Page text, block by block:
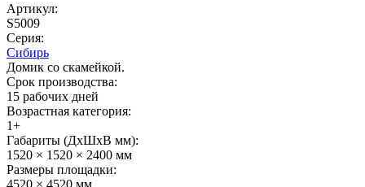
Артикул:
S5009
Серия:
Сибирь
Домик со скамейкой.
Срок производства:
15 рабочих дней
Возрастная категория:
1+
Габариты (ДхШxВ мм):
1520 × 1520 × 2400 мм
Размеры площадки:
4520 × 4520 мм